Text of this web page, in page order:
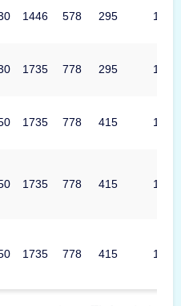
1446 578 295 1246
1735 778 295 1496
1735 778 415 1496
1735 778 415 1496
1735 778 415 1496